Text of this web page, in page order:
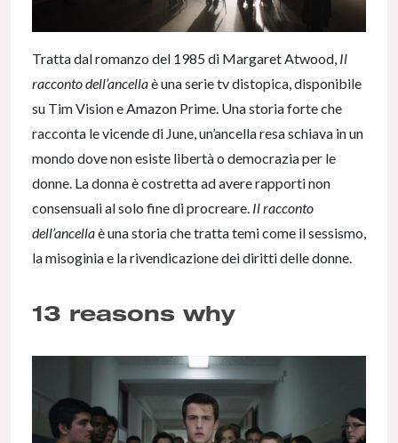
Tratta dal romanzo del 1985 di Margaret Atwood, Il
racconto dell’ancellaè una serie tv distopica, disponibile
su Tim Vision e Amazon Prime. Una storia forte che
racconta le vicende di June, un’ancella resa schiava in un
mondo dove non esiste libertà o democrazia per le
donne. La donna è costretta ad avere rapporti non
consensuali al solo fine di procreare. Il racconto
dell’ancellaè una storia che tratta temi come il sessismo,
la misoginia e la rivendicazione dei diritti delle donne.
13 reasons why